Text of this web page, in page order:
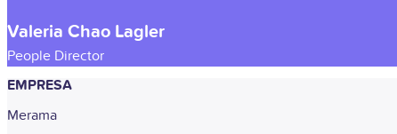
Valeria Chao Lagler
People Director
EMPRESA
Merama